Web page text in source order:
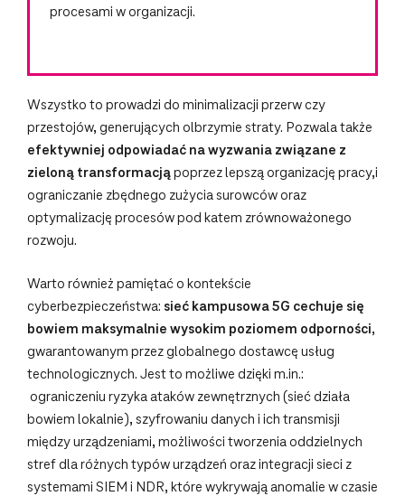
procesami w organizacji.
Wszystko to prowadzi do minimalizacji przerw czy
przestojów, generujących olbrzymie straty. Pozwala także
efektywniej odpowiadać na wyzwania związane z
zieloną transformacjąpoprzez lepszą organizację pracy,i
ograniczanie zbędnego zużycia surowców oraz
optymalizację procesów pod katem zrównoważonego
rozwoju.
Warto również pamiętać o kontekście
cyberbezpieczeństwa: sieć kampusowa 5G cechuje się
bowiem maksymalnie wysokim poziomem odporności,
gwarantowanym przez globalnego dostawcę usług
technologicznych. Jest to możliwe dzięki m.in.:
ograniczeniu ryzyka ataków zewnętrznych (sieć działa
bowiem lokalnie), szyfrowaniu danych i ich transmisji
między urządzeniami, możliwości tworzenia oddzielnych
stref dla różnych typów urządzeń oraz integracji sieci z
systemami SIEM i NDR, które wykrywają anomalie w czasie